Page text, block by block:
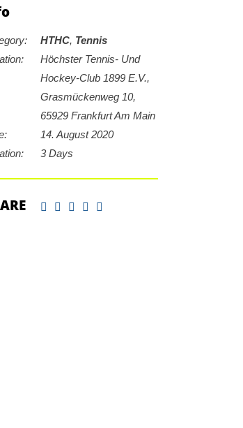
HTHC, Tennis
Höchster Tennis- Und
Hockey-Club 1899 E.V.,
Grasmückenweg 10,
65929 Frankfurt Am Main
14. August 2020
3 Days